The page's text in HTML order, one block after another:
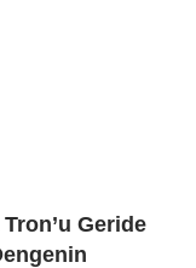
Geride